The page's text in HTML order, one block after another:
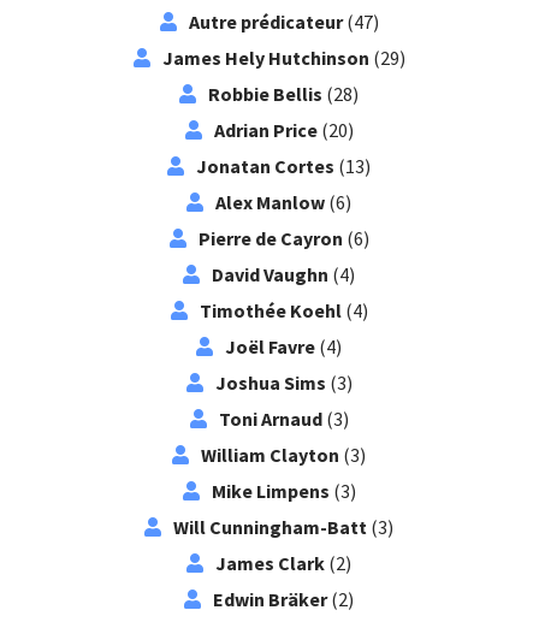
Autre prédicateur(47)
James Hely Hutchinson (29)
Robbie Bellis (28)
Adrian Price(20)
Jonatan Cortes (13)
Alex Manlow (6)
Pierre de Cayron (6)
David Vaughn (4)
Timothée Koehl(4)
Joël Favre (4)
Joshua Sims (3)
Toni Arnaud(3)
William Clayton (3)
Mike Limpens (3)
Will Cunningham-Batt (3)
James Clark (2)
Edwin Bräker(2)